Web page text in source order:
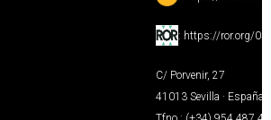
: https://ror.org/
C/ Porvenir, 27
41013 Sevilla · España